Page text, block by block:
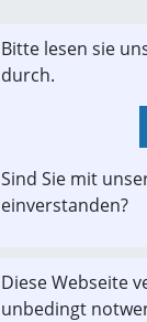
Bad Ischl
Flügelrad im
Klasse. Doku
Bitte lesen sie
durch.
Sind Sie mit
einverstanden?
Diese Webseite
unbedingt